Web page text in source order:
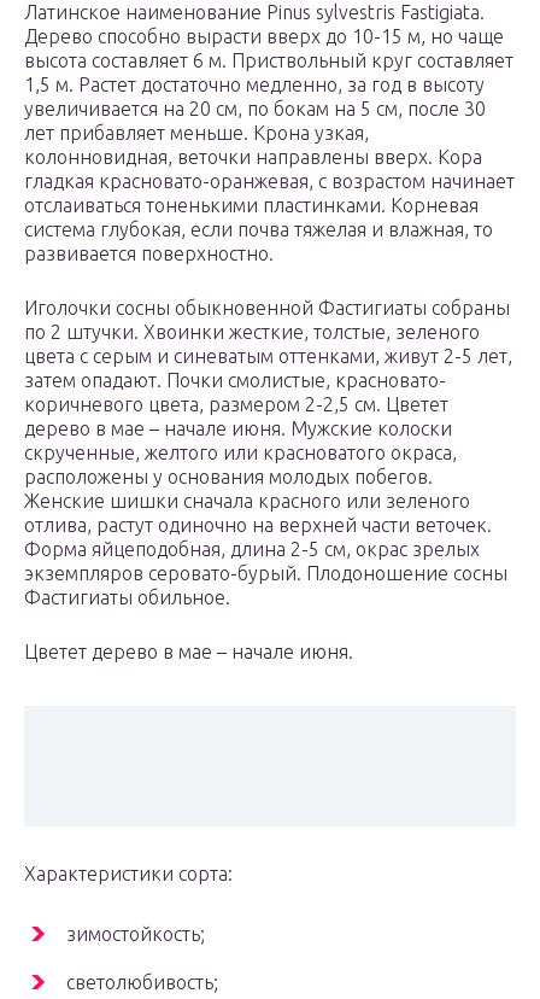
Латинское наименование Pinus sylvestris Fastigiata.
Дерево способно вырасти вверх до 10-15 м, но чаще
высота составляет 6 м. Приствольный круг составляет
1,5 м. Растет достаточно медленно, за год в высоту
увеличивается на 20 см, по бокам на 5 см, после 30
лет прибавляет меньше. Крона узкая,
колонновидная, веточки направлены вверх. Кора
гладкая красновато-оранжевая, с возрастом начинает
отслаиваться тоненькими пластинками. Корневая
система глубокая, если почва тяжелая и влажная, то
развивается поверхностно.
Иголочки сосны обыкновенной Фастигиаты собраны
по 2 штучки. Хвоинки жесткие, толстые, зеленого
цвета с серым и синеватым оттенками, живут 2-5 лет,
затем опадают. Почки смолистые, красновато-
коричневого цвета, размером 2-2,5 см. Цветет
дерево в мае – начале июня. Мужские колоски
скрученные, желтого или красноватого окраса,
расположены у основания молодых побегов.
Женские шишки сначала красного или зеленого
отлива, растут одиночно на верхней части веточек.
Форма яйцеподобная, длина 2-5 см, окрас зрелых
экземпляров серовато-бурый. Плодоношение сосны
Фастигиаты обильное.
Цветет дерево в мае – начале июня.
Характеристики сорта:
зимостойкость;
светолюбивость;